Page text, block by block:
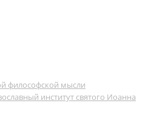
философской мысли
институт святого Иоанна